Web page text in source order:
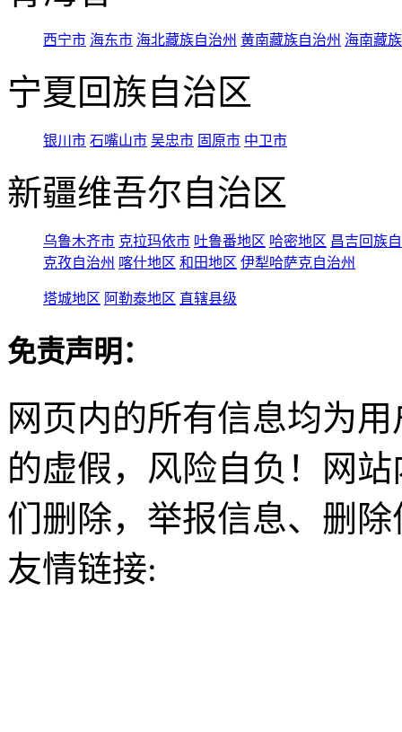
西宁市 海东市 海北藏族自治州 黄南藏族自治州 海南藏
宁夏回族自治区
银川市 石嘴山市 吴忠市 固原市 中卫市
新疆维吾尔自治区
乌鲁木齐市 克拉玛依市 吐鲁番地区 哈密地区 昌吉回族
克孜自治州 喀什地区 和田地区 伊犁哈萨克自治州
塔城地区 阿勒泰地区 直辖县级
免责声明：
网页内的所有信息均为
的虚假，风险自负！网
们删除，举报信息、删
友情链接: